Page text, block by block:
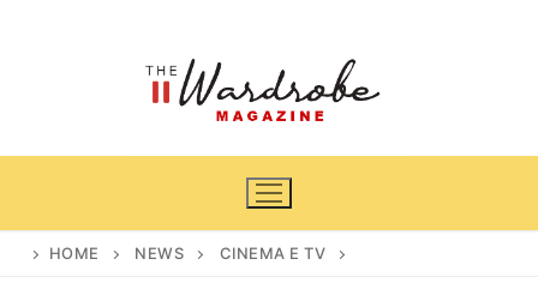
HOME NEWS CINEMA E TV